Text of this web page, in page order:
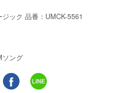
ック 品番：UMCK-5561
ソング